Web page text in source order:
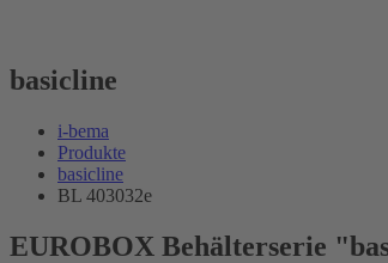
basicline
i-bema
Produkte
basicline
BL 403032e
EUROBOX Behälterserie